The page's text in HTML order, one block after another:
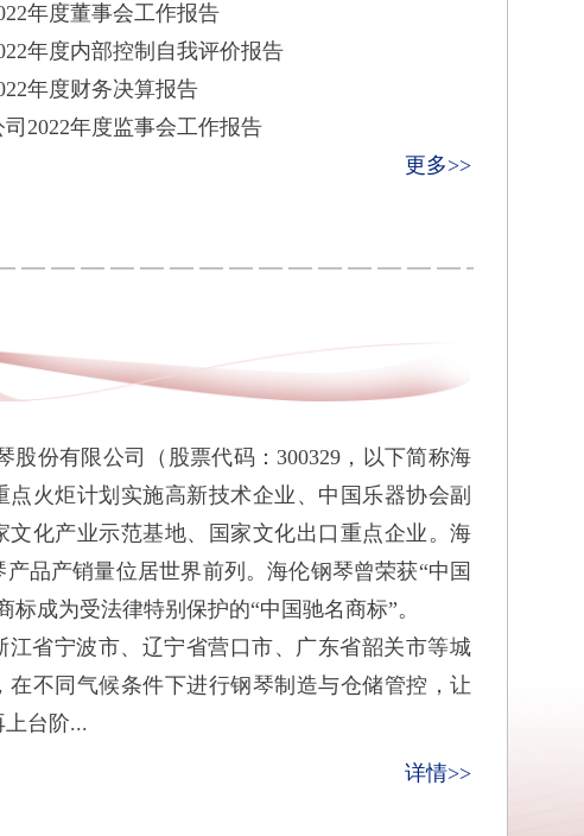
年度董事会工作报告
年度内部控制自我评价报告
年度财务决算报告
2022年度监事会工作报告
更多>>
份有限公司（股票代码：300329，以下简称海
点火炬计划实施高新技术企业、中国乐器协会副
文化产业示范基地、国家文化出口重点企业。海
品产销量位居世界前列。海伦钢琴曾荣获“中国
标成为受法律特别保护的“中国驰名商标”。
省宁波市、辽宁省营口市、广东省韶关市等城
在不同气候条件下进行钢琴制造与仓储管控，让
台阶...
详情>>